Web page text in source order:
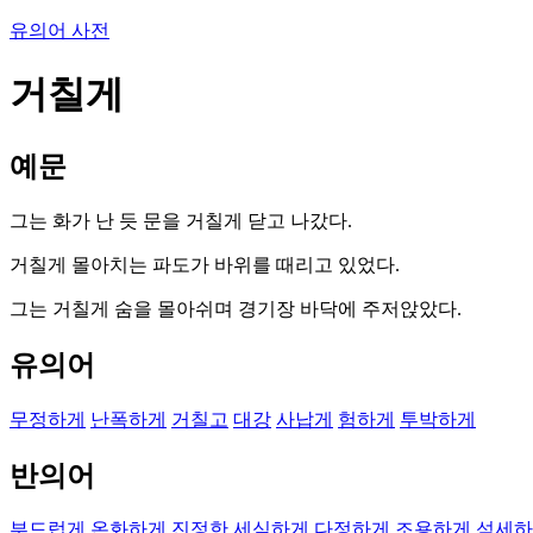
유의어 사전
거칠게
예문
그는 화가 난 듯 문을 거칠게 닫고 나갔다.
거칠게 몰아치는 파도가 바위를 때리고 있었다.
그는 거칠게 숨을 몰아쉬며 경기장 바닥에 주저앉았다.
유의어
무정하게 난폭하게 거칠고 대강 사납게 험하게 투박하게
반의어